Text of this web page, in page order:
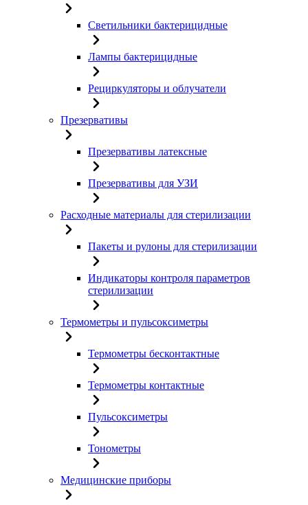
Светильники бактерицидные
Лампы бактерицидные
Рециркуляторы и облучатели
Презервативы
Презервативы латексные
Презервативы для УЗИ
Расходные материалы для стерилизации
Пакеты и рулоны для стерилизации
Индикаторы контроля параметров
стерилизации
Термометры и пульсоксиметры
Термометры бесконтактные
Термометры контактные
Пульсоксиметры
Тонометры
Медицинские приборы